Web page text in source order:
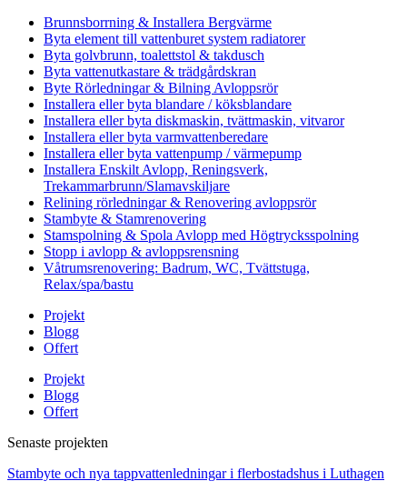
Brunnsborrning & Installera Bergvärme
Byta element till vattenburet system radiatorer
Byta golvbrunn, toalettstol & takdusch
Byta vattenutkastare & trädgårdskran
Byte Rörledningar & Bilning Avloppsrör
Installera eller byta blandare / köksblandare
Installera eller byta diskmaskin, tvättmaskin, vitvaror
Installera eller byta varmvattenberedare
Installera eller byta vattenpump / värmepump
Installera Enskilt Avlopp, Reningsverk,
Trekammarbrunn/Slamavskiljare
Relining rörledningar & Renovering avloppsrör
Stambyte & Stamrenovering
Stamspolning & Spola Avlopp med Högtrycksspolning
Stopp i avlopp & avloppsrensning
Våtrumsrenovering: Badrum, WC, Tvättstuga,
Relax/spa/bastu
Projekt
Blogg
Offert
Projekt
Blogg
Offert
Senaste projekten
Stambyte och nya tappvattenledningar i flerbostadshus i Luthagen